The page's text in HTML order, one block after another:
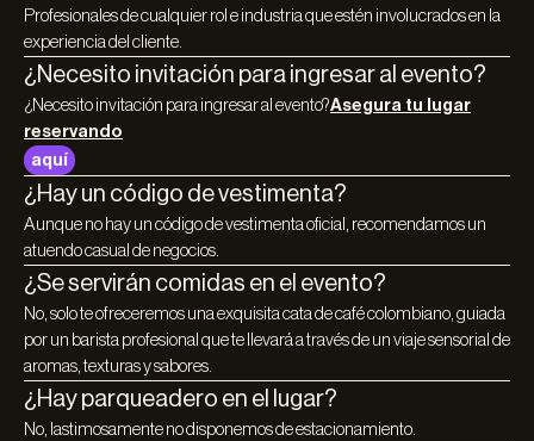
Profesionales de cualquier rol e industria que estén involucrados en la
experiencia del cliente.
¿Necesito invitación para ingresar al evento?
¿Necesito invitación para ingresar al evento?Asegura tu lugar
reservando
aquí
¿Hay un código de vestimenta?
Aunque no hay un código de vestimenta oficial, recomendamos un
atuendo casual de negocios.
¿Se servirán comidas en el evento?
No, solo te ofreceremos una exquisita cata de café colombiano, guiada
por un barista profesional que te llevará a través de un viaje sensorial de
aromas, texturas y sabores.
¿Hay parqueadero en el lugar?
No, lastimosamente no disponemos de estacionamiento.